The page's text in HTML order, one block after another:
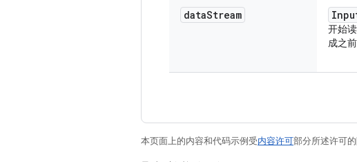
dataStream
开始
成之
本页面上的内容和代码示例受内容许可部分所述许可